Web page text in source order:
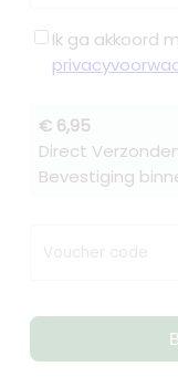
Ik ga akkoord
€ 6,95
Direct
Bevestiging
Voucher code